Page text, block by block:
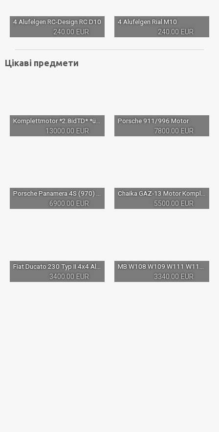
4 Alufelgen RC-Design RC D10
240.00 EUR
4 Alufelgen Rial M10
240.00 EUR
Цікаві предмети
13000.00 EUR
Porsche 911/996 Motor
7800.00 EUR
6900.00 EUR
5500.00 EUR
3400.00 EUR
3340.00 EUR